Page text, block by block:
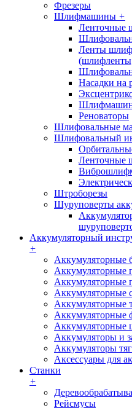
Фрезеры
Шлифмашины +
Ленточные
Ленты
Насадки на
Реноваторы
Шлифовальные
Шлифовальный
Ленточные
Штроборезы
Шуруповерты
Аккумуляторный
+
Аккумуляторные
Аккумуляторные
Аккумуляторные
Аккумуляторные
Аккумуляторные
Аккумуляторные
Аккумуляторные
Аккумуляторы и
Аккумуляторы
Аксессуары для
Станки
+
Рейсмусы